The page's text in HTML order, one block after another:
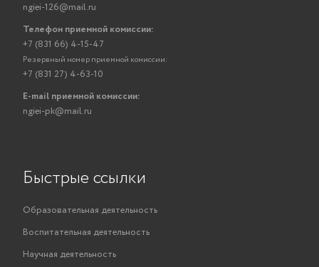
ngiei-126@mail.ru
Телефон приемной комиссии:
+7 (831 66) 4-15-47
Резервный номер приемной комиссии:
+7 (831 27) 4-63-10
E-mail приемной комиссии:
ngiei-pk@mail.ru
Быстрые ссылки
Образовательная деятельность
Воспитательная деятельность
Научная деятельность